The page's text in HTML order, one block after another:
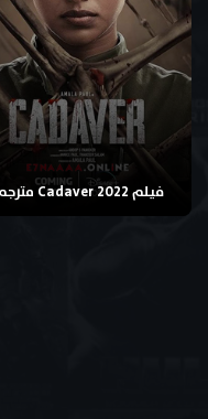
فيلم Cadaver 2022 مترجم